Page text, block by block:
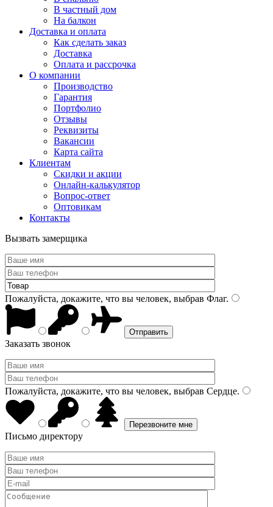
В частный дом
На балкон
Доставка и оплата
Как сделать заказ
Доставка
Оплата и рассрочка
О компании
Производство
Гарантия
Портфолио
Отзывы
Реквизиты
Вакансии
Карта сайта
Клиентам
Скидки и акции
Онлайн-калькулятор
Вопрос-ответ
Оптовикам
Контакты
Вызвать замерщика
Пожалуйста, докажите, что вы человек, выбрав Флаг.
Заказать звонок
Пожалуйста, докажите, что вы человек, выбрав Сердце.
Письмо директору